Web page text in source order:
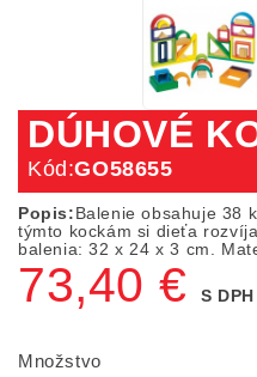
DÚHOVÉ
Kód:GO58655
Popis:Balenie obsahuje 38
týmto kockám si dieťa
balenia: 32 x 24 x 3 cm.
73,40 € S DPH
Množstvo